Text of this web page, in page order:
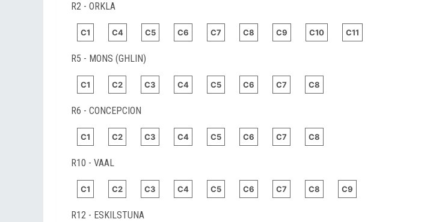
R2 - ORKLA
C1 C4 C5 C6 C7 C8 C9 C10 C11
R5 - MONS (GHLIN)
C1 C2 C3 C4 C5 C6 C7 C8
R6 - CONCEPCION
C1 C2 C3 C4 C5 C6 C7 C8
R10 - VAAL
C1 C2 C3 C4 C5 C6 C7 C8 C9
R12 - ESKILSTUNA